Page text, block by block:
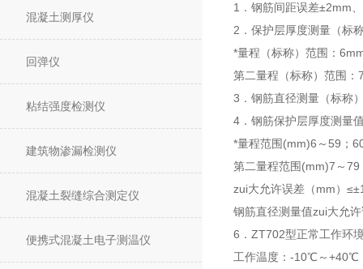
混凝土测厚仪
回弹仪
粘结强度检测仪
建筑物渗漏检测仪
混凝土裂缝综合测定仪
便携式混凝土电子测温仪
1．钢筋间距误差±2mm
2．保护层厚度测量（标
*量程（标称）范围：
第二量程（标称）范围
3．钢筋直径测量（标称
4．钢筋保护层厚度测量
*量程范围(mm)6～59；
第二量程范围(mm)7～
zui大允许误差（mm）
钢筋直径测量值zui大允
6．ZT702型正常工作环
工作温度：-10℃～+40℃